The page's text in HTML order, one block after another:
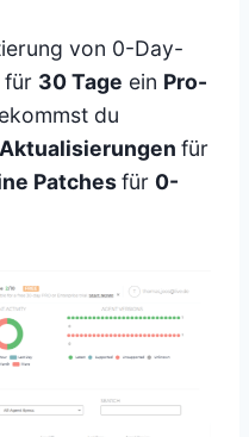
von 0-Day-
für 30 Tage ein Pro-
du
Aktualisierungen für
Patchesfür 0-